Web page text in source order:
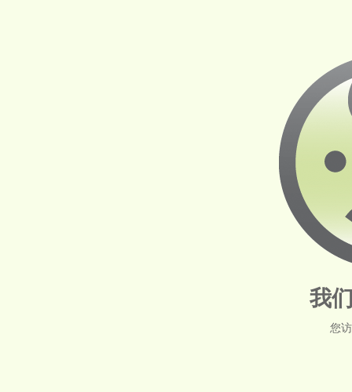
我
您